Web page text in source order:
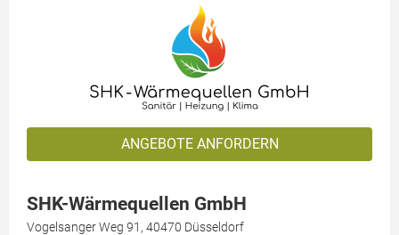
ANGEBOTE ANFORDERN
SHK-Wärmequellen GmbH
Vogelsanger Weg 91, 40470 Düsseldorf